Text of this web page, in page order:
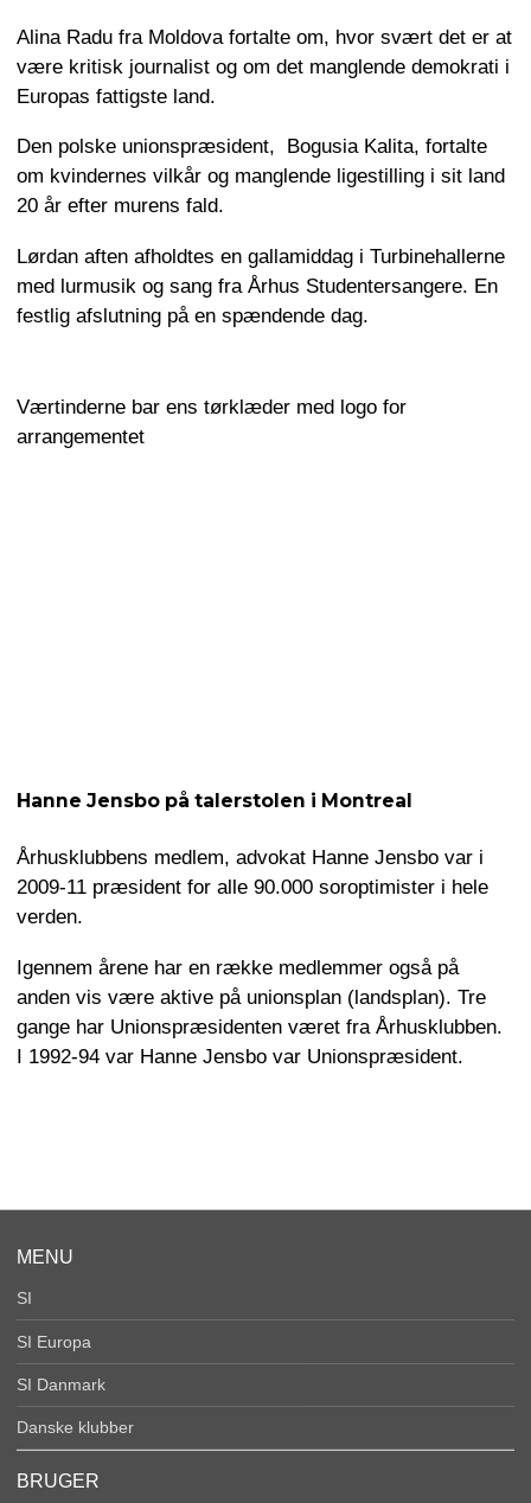
Alina Radu fra Moldova fortalte om, hvor svært det er at
være kritisk journalist og om det manglende demokrati i
Europas fattigste land.
Den polske unionspræsident, Bogusia Kalita, fortalte
om kvindernes vilkår og manglende ligestilling i sit land
20 år efter murens fald.
Lørdan aften afholdtes en gallamiddag i Turbinehallerne
med lurmusik og sang fra Århus Studentersangere. En
festlig afslutning på en spændende dag.
Værtinderne bar ens tørklæder med logo for
arrangementet
Hanne Jensbo på talerstolen i Montreal
Århusklubbens medlem, advokat Hanne Jensbo var i
2009-11 præsident for alle 90.000 soroptimister i hele
verden.
Igennem årene har en række medlemmer også på
anden vis være aktive på unionsplan (landsplan). Tre
gange har Unionspræsidenten været fra Århusklubben.
I 1992-94 var Hanne Jensbo var Unionspræsident.
MENU
SI
SI Europa
SI Danmark
Danske klubber
BRUGER